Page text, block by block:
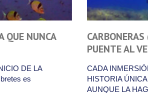
CARBONERAS (Del 14 al 17 de
PUENTE AL VERANO.
CADA INMERSIÓN TERMINADA ES
HISTORIA ÚNICA, UN MUNDO